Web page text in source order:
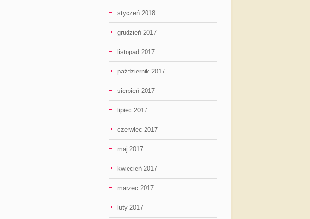
styczeń 2018
grudzień 2017
listopad 2017
październik 2017
sierpień 2017
lipiec 2017
czerwiec 2017
maj 2017
kwiecień 2017
marzec 2017
luty 2017